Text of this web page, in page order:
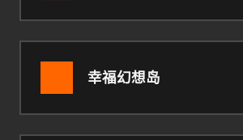
幸福幻想岛